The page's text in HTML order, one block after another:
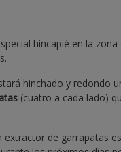
hincapié en la
hinchado y redondo
(cuatro a cada lado)
de garrapatas